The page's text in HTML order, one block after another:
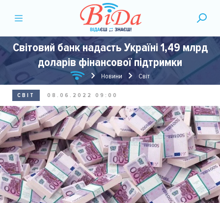
Світовий банк надасть Україні 1,49 млрд
доларів фінансової підтримки
Новини Світ
СВІТ 08.06.2022 09:00